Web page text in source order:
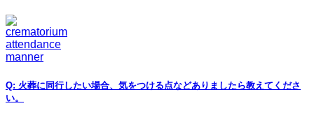
Q: 火葬に同行したい場合、気をつける点などありましたら教えてくださ
い。